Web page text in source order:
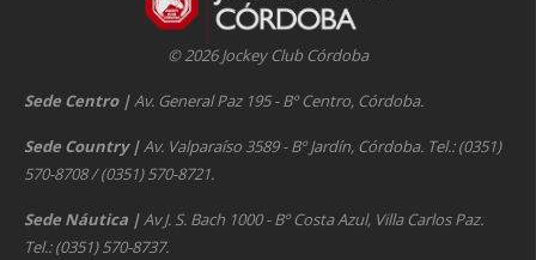
© 2026 Jockey Club Córdoba
Sede Centro |Av. General Paz 195 - Bº Centro, Córdoba.
Sede Country |Av. Valparaíso 3589 - Bº Jardín, Córdoba. Tel.: (0351)
570-8708 / (0351) 570-8721.
Sede Náutica |Av J. S. Bach 1000 - Bº Costa Azul, Villa Carlos Paz.
Tel.: (0351) 570-8737.